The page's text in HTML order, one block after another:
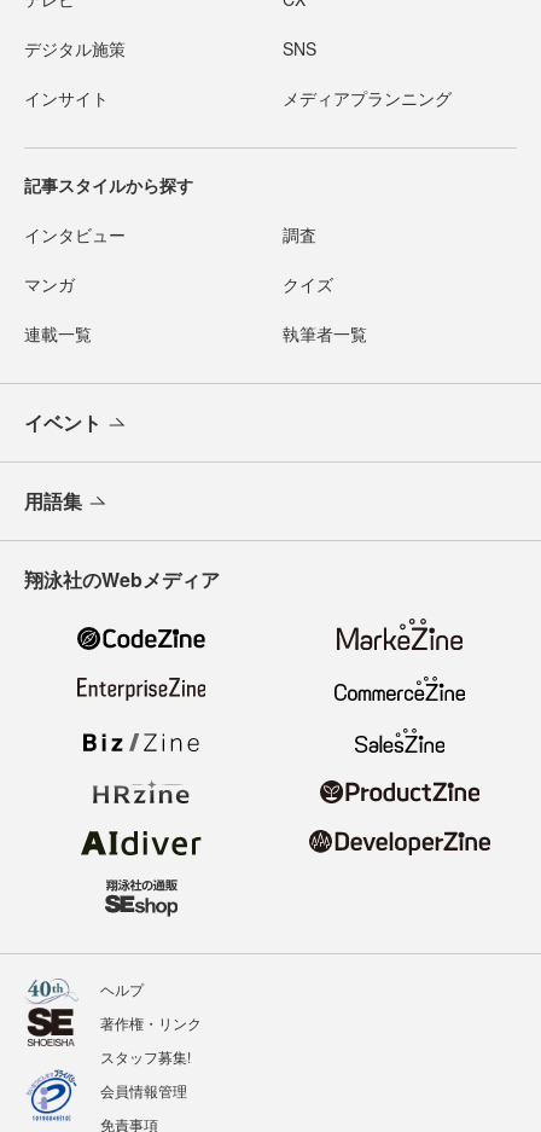
デジタル施策 SNS
インサイト メディアプランニング
記事スタイルから探す
インタビュー 調査
マンガ クイズ
連載一覧 執筆者一覧
イベント
用語集
翔泳社のWebメディア
ヘルプ
著作権・リンク
スタッフ募集!
会員情報管理
免責事項